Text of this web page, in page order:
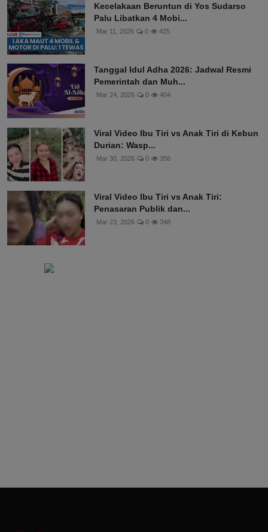
Kecelakaan Beruntun di Yos Sudarso
Palu Libatkan 4 Mobi...
Mar 11, 2026 0 425
Tanggal Idul Adha 2026: Jadwal Resmi
Pemerintah dan Muh...
Mar 24, 2026 0 404
Viral Video Ibu Tiri vs Anak Tiri di Kebun
Durian: Wasp...
Mar 30, 2026 0 356
Viral Video Ibu Tiri vs Anak Tiri:
Penasaran Publik dan...
Mar 23, 2026 0 348